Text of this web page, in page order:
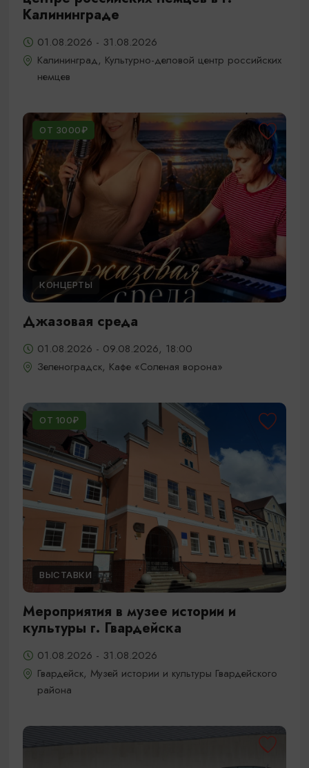
Калининграде
01.08.2026 - 31.08.2026
Калининград, Культурно-деловой центр российских
немцев
ОТ 3000₽
КОНЦЕРТЫ
Джазовая среда
01.08.2026 - 09.08.2026, 18:00
Зеленоградск, Кафе «Соленая ворона»
ОТ 100₽
ВЫСТАВКИ
Мероприятия в музее истории и
культуры г. Гвардейска
01.08.2026 - 31.08.2026
Гвардейск, Музей истории и культуры Гвардейского
района